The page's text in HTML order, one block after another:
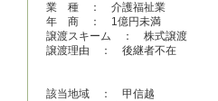
業 種 ： 介護福祉業
年 商 ： 1億円未満
譲渡スキーム ： 株式譲渡
譲渡理由 ： 後継者不在
該当地域 ： 甲信越